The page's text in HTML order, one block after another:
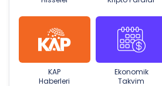
KAP
Haberleri
Ekonomik
Takvim